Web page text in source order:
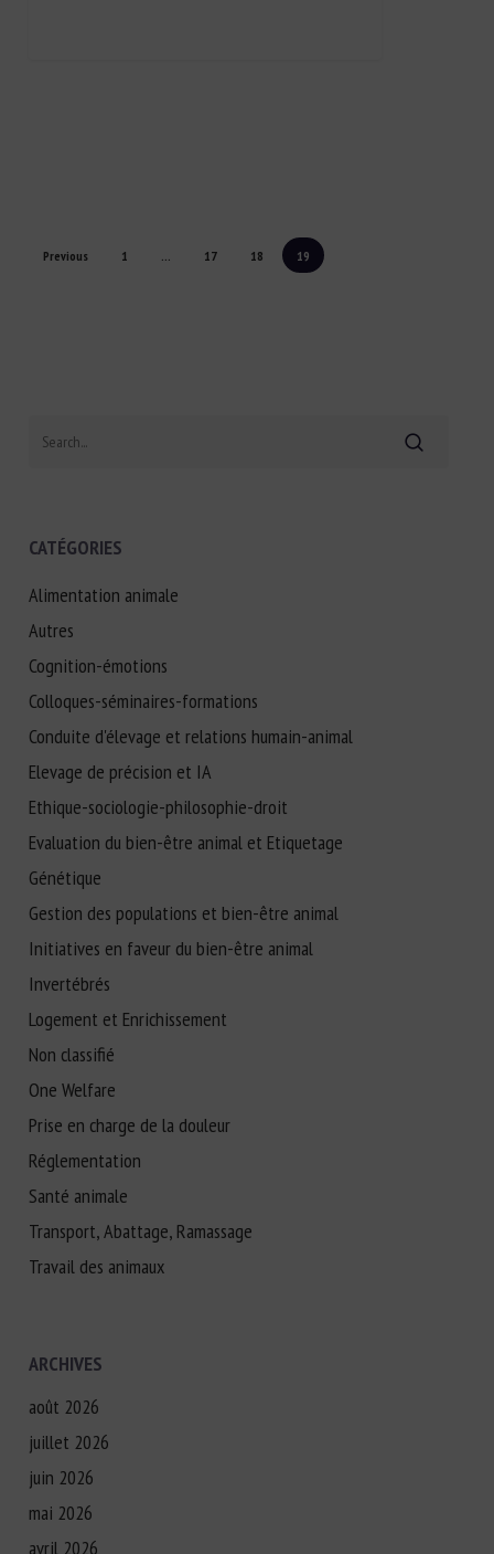
Previous 1 17 18 19
CATÉGORIES
Alimentation animale
Autres
Cognition-émotions
Colloques-séminaires-formations
Conduite d'élevage et relations humain-animal
Elevage de précision et IA
Ethique-sociologie-philosophie-droit
Evaluation du bien-être animal et Etiquetage
Génétique
Gestion des populations et bien-être animal
Initiatives en faveur du bien-être animal
Invertébrés
Logement et Enrichissement
Non classifié
One Welfare
Prise en charge de la douleur
Réglementation
Santé animale
Transport, Abattage, Ramassage
Travail des animaux
ARCHIVES
août 2026
juillet 2026
juin 2026
mai 2026
avril 2026